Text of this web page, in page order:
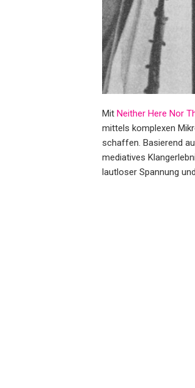
Mit Neither Here Nor
mittels komplexen
schaffen. Basierend
mediatives
lautloser Spannung